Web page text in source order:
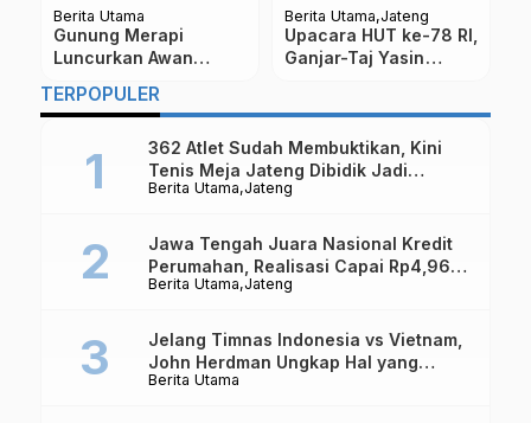
Berita Utama
Bersiaplah Satu Orang
Satu Laser di Ketep
Berita Utama
Menurut Primbon
Jawa, ini Pekerjaan
…
TERPOPULER
Berita Utama Jateng
362 Atlet Sudah Membuktikan, Kini
Tenis Meja Jateng Dibidik Jadi
Kekuatan Nasional
Berita Utama Jateng
Jawa Tengah Juara Nasional Kredit
Perumahan, Realisasi Capai Rp4,96
Triliun
Berita Utama
Jelang Timnas Indonesia vs Vietnam,
John Herdman Ungkap Hal yang
Dipertaruhkan